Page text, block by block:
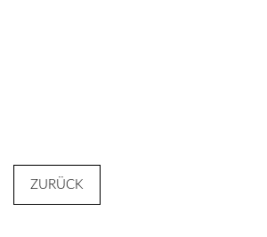
ZURÜCK